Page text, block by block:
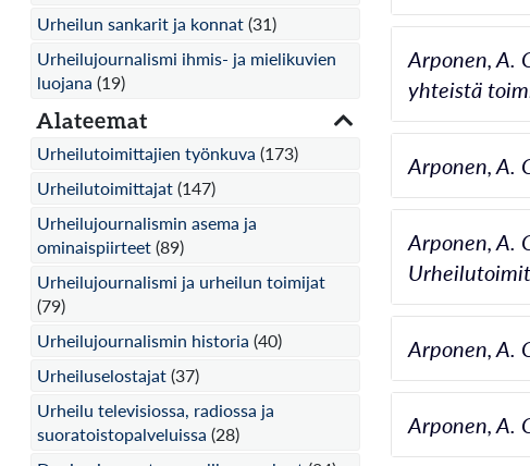
Arponen, A.
yhteistä
Arponen, A.
Arponen, A.
Arponen, A.
Arponen, A.
Urheilun sankarit ja konnat (31)
Urheilujournalismi ihmis- ja mielikuvien
luojana (19)
Alateemat
Urheilutoimittajien työnkuva (173)
Urheilutoimittajat (147)
Urheilujournalismin asema ja
ominaispiirteet (89)
Urheilujournalismi ja urheilun toimijat
(79)
Urheilujournalismin historia (40)
Urheiluselostajat (37)
Urheilu televisiossa, radiossa ja
suoratoistopalveluissa (28)